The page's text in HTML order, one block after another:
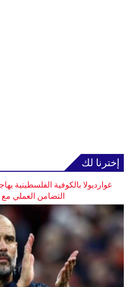
إخترنا لك
غوارديولا بالكوفية الفلسطينية
التضامن العملي